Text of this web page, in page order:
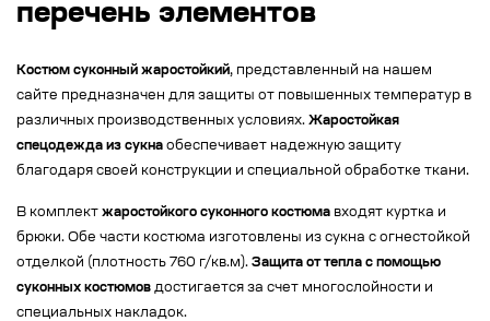
перечень элементов
Костюм суконный жаростойкий, представленный на нашем
сайте предназначен для защиты от повышенных температур в
различных производственных условиях. Жаростойкая
спецодежда из сукна обеспечивает надежную защиту
благодаря своей конструкции и специальной обработке ткани.
В комплект жаростойкого суконного костюма входят куртка и
брюки. Обе части костюма изготовлены из сукна с огнестойкой
отделкой (плотность 760 г/кв.м). Защита от тепла с помощью
суконных костюмов достигается за счет многослойности и
специальных накладок.